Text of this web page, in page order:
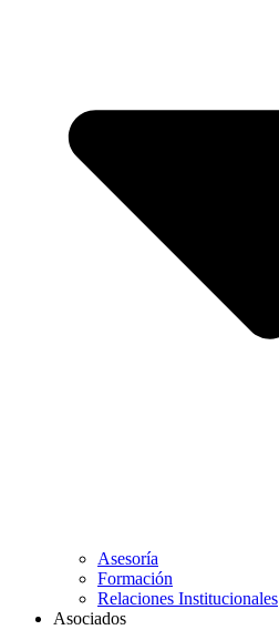
Asesoría
Formación
Relaciones Institucionales
Asociados